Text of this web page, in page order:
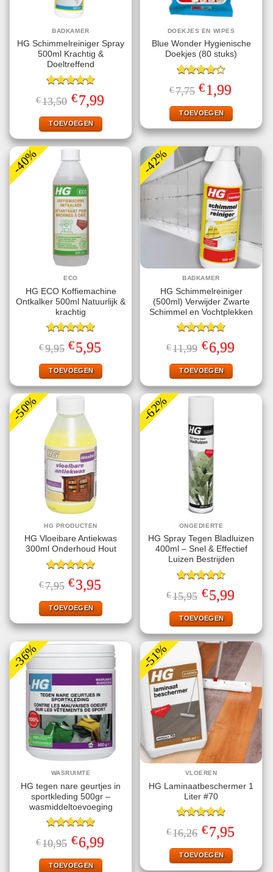
BADKAMER
HG Schimmelreiniger Spray
500ml Krachtig &
Doeltreffend
Gewaardeerd
4.75uit 5
€13,50 Oorspronkelijke
prijs
was:
€13,50.
€7,99Huidige
prijs
TOEVOEGEN
DOEKJES EN WIPES
Blue Wonder Hygienische
Doekjes (80 stuks)
Gewaardeerd
4.00uit
€7,75 Oorspronkelijke
prijs
was:
€7,75.
€1,99
is:
€1,99.
TOEVOEGEN
-40%
ECO
HG ECO Koffiemachine
Ontkalker 500ml Natuurlijk &
krachtig
Gewaardeerd
5.00uit 5
€9,95 Oorspronkelijke
prijs
was:
€9,95.
€5,95
is:
€5,95.
TOEVOEGEN
-42%
BADKAMER
HG Schimmelreiniger
(500ml) Verwijder Zwarte
Schimmel en Vochtplekken
Gewaardeerd
4.80uit 5
€11,99 Oorspronkelijke
prijs
was:
€11,99.
€6,99Huidige
prijs
TOEVOEGEN
-50%
HG PRODUCTEN
HG Vloeibare Antiekwas
300ml Onderhoud Hout
Gewaardeerd
5.00uit 5
€7,95 Oorspronkelijke
prijs
was:
€7,95.
€3,95
is:
€3,95.
TOEVOEGEN
-62%
ONGEDIERTE
HG Spray Tegen Bladluizen
400ml – Snel & Effectief
Luizen Bestrijden
Gewaardeerd
4.56uit 5
€15,95 Oorspronkelijke
prijs
was:
€15,95.
€5,99Huidige
prijs
TOEVOEGEN
-36%
WASRUIMTE
HG tegen nare geurtjes in
sportkleding 500gr –
wasmiddeltoevoeging
Gewaardeerd
4.89uit 5
€10,95 Oorspronkelijke
prijs
was:
€10,95.
€6,99Huidige
prijs
TOEVOEGEN
-51%
VLOEREN
HG Laminaatbeschermer 1
Liter #70
Gewaardeerd
5.00uit 5
€16,26 Oorspronkelijke
prijs
was:
€16,26.
€7,95prijs
TOEVOEGEN